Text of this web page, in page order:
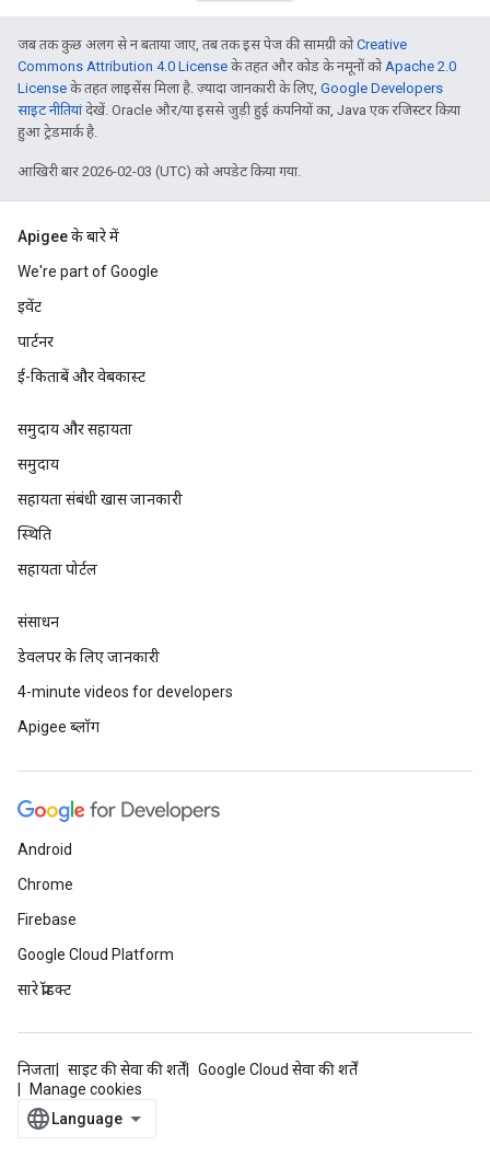
जब तक कुछ अलग से न बताया जाए, तब तक इस पेज की सामग्री कोCreative
Commons Attribution 4.0 License के तहत और कोड के नमूनों कोApache 2.0
License के तहत लाइसेंस मिला है. ज़्यादा जानकारी के लिए, Google Developers
साइट नीतियांदेखें. Oracle और/या इससे जुड़ी हुई कंपनियों का, Java एक रजिस्टर किया
हुआ ट्रेडमार्क है.
आखिरी बार 2026-02-03 (UTC) को अपडेट किया गया.
Apigee के बारे में
We're part of Google
इवेंट
पार्टनर
ई-किताबें और वेबकास्ट
समुदाय और सहायता
समुदाय
सहायता संबंधी खास जानकारी
स्थिति
सहायता पोर्टल
संसाधन
डेवलपर के लिए जानकारी
4-minute videos for developers
Apigee ब्लॉग
Android
Chrome
Firebase
Google Cloud Platform
सारे प्रॉडक्ट
निजता साइट की सेवा की शर्तें
Google Cloud सेवा की शर्तें
Manage cookies